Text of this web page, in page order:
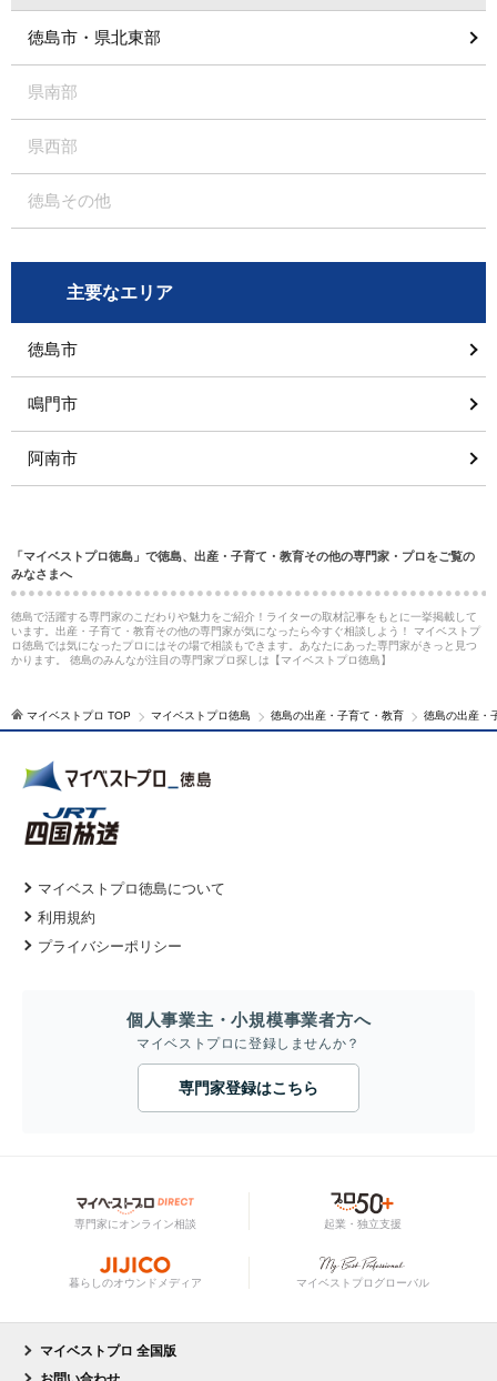
徳島市・県北東部
県南部
県西部
徳島その他
主要なエリア
徳島市
鳴門市
阿南市
「マイベストプロ徳島」で徳島、出産・子育て・教育その他の専門家・プロをご覧の
みなさまへ
徳島で活躍する専門家のこだわりや魅力をご紹介！ライターの取材記事をもとに一挙掲載して
います。出産・子育て・教育その他の専門家が気になったら今すぐ相談しよう！ マイベストプ
ロ徳島では気になったプロにはその場で相談もできます。あなたにあった専門家がきっと見つ
かります。 徳島のみんなが注目の専門家プロ探しは【マイベストプロ徳島】
マイベストプロ TOP マイベストプロ徳島 徳島の出産・子育て・教育 徳島の出産・
マイベストプロ徳島について
利用規約
プライバシーポリシー
個人事業主・小規模事業者方へ
マイベストプロに登録しませんか？
専門家登録はこちら
専門家にオンライン相談 起業・独立支援
暮らしのオウンドメディア マイベストプログローバル
マイベストプロ 全国版